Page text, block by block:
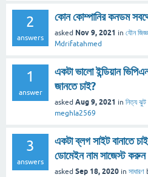
2
answers
কোন কোম্পানির কনডম
asked Nov 9, 2021 in যৌন
Mdrifatahmed
1
answer
একটা ভালো ইন্ডিয়ান
জানতে চাই?
asked Aug 9, 2021 in নিত্য ঝুট
meghla2569
3
answers
একটা ব্লগ সাইট বানাতে
ডোমেইন নাম সাজেস্ট করুন
asked Sep 18, 2020 in সাধারণ